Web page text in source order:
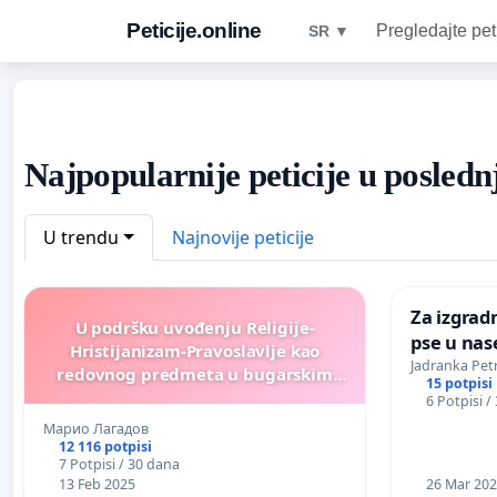
Peticije.online SR ▼ Pregledajte
Najpopularnije peticije u
U trendu Najnovije peticije
U podršku uvođenju Religije-
Hristijanizam-Pravoslavlje kao
redovnog predmeta u bugarskim
Марио Лагадов
12 116 potpisi
7 Potpisi / 30 dana
13 Feb 2025
Za
pse u
Jadranka
15 potpisi
6 Potpisi /
26 Mar